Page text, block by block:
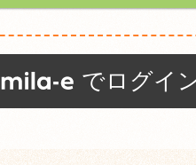
でログイ